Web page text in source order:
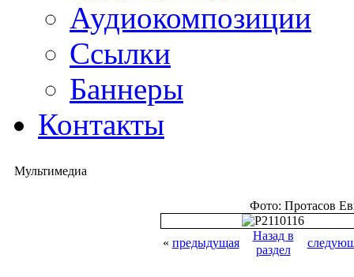
Аудиокомпозиции
Ссылки
Баннеры
Контакты
Мультимедиа
Фото: Протасов
« предыдущая
Назад в
раздел